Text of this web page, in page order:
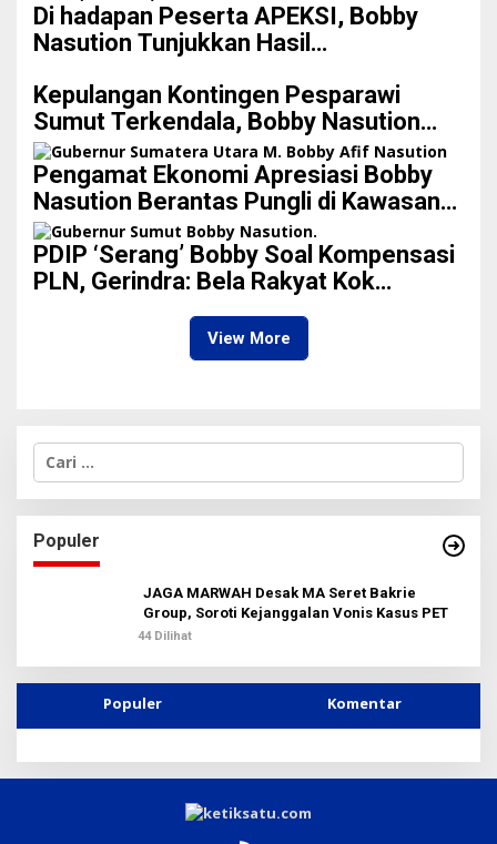
Di hadapan Peserta APEKSI, Bobby
Nasution Tunjukkan Hasil
Kepulangan Kontingen Pesparawi
Sumut Terkendala, Bobby Nasution
Langsung Ambil Langkah
Pengamat Ekonomi Apresiasi Bobby
Nasution Berantas Pungli di Kawasan
Wisata, Dinilai Dongkrak PAD dan Citra
Pariwisata Sumut
PDIP ‘Serang’ Bobby Soal Kompensasi
PLN, Gerindra: Bela Rakyat Kok
View More
C
i
u
n
t
Populer
JAGA MARWAH Desak MA Seret Bakrie
Group, Soroti Kejanggalan Vonis Kasus PET
44 Dilihat
Populer Komentar